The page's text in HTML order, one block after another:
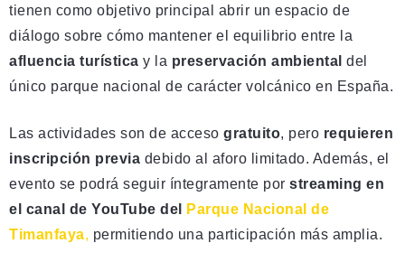
tienen como objetivo principal abrir un espacio de
diálogo sobre cómo mantener el equilibrio entre la
afluencia turística y la preservación ambiental del
único parque nacional de carácter volcánico en España.
Las actividades son de acceso gratuito, pero requieren
inscripción previa debido al aforo limitado. Además, el
evento se podrá seguir íntegramente por streaming en
el canal de YouTube del
Parque Nacional de
Timanfaya, permitiendo una participación más amplia.